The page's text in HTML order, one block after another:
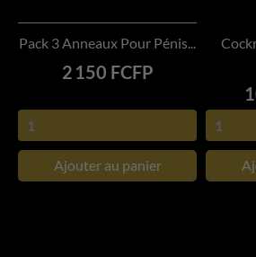
Pack 3 Anneaux Pour Pénis...
Prix
2 150 FCFP
Ajouter au panier